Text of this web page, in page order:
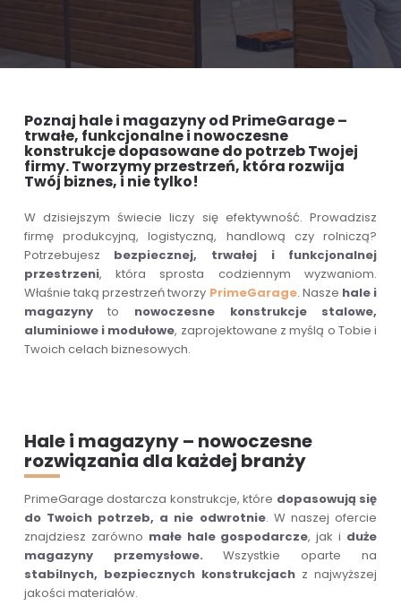
Poznaj hale i magazyny od PrimeGarage –
trwałe, funkcjonalne i nowoczesne
konstrukcje dopasowane do potrzeb Twojej
firmy. Tworzymy przestrzeń, która rozwija
Twój biznes, i nie tylko!
W dzisiejszym świecie liczy się efektywność. Prowadzisz
firmę produkcyjną, logistyczną, handlową czy rolniczą?
Potrzebujesz bezpiecznej, trwałej i funkcjonalnej
przestrzeni, która sprosta codziennym wyzwaniom.
Właśnie taką przestrzeń tworzy PrimeGarage. Nasze hale i
magazynyto nowoczesne konstrukcje stalowe,
aluminiowe i modułowe, zaprojektowane z myślą o Tobie i
Twoich celach biznesowych.
Hale i magazyny – nowoczesne
rozwiązania dla każdej branży
PrimeGarage dostarcza konstrukcje, które dopasowują się
do Twoich potrzeb, a nie odwrotnie. W naszej ofercie
znajdziesz zarówno małe hale gospodarcze, jak i duże
magazyny przemysłowe. Wszystkie oparte na
stabilnych, bezpiecznych konstrukcjach z najwyższej
jakości materiałów.